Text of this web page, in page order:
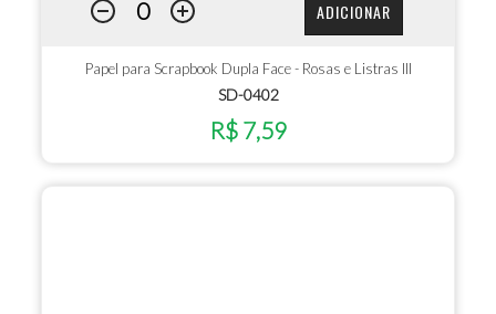
ADICIONAR
Papel para Scrapbook Dupla Face - Rosas e Listras III
SD-0402
R$ 7,59